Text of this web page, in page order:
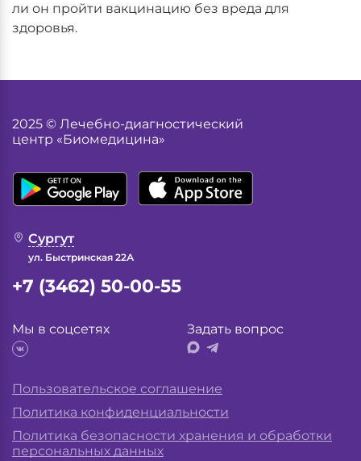
ли он пройти вакцинацию без вреда для
здоровья.
2025 © Лечебно-диагностический
центр «Биомедицина»
Сургут
ул. Быстринская 22А
+7 (3462) 50-00-55
Мы в соцсетях Задать вопрос
Пользовательское соглашение
Политика конфиденциальности
Политика безопасности хранения и обработки
персональных данных